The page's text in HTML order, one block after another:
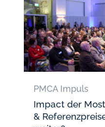
PMCA Impuls
Impact der
&